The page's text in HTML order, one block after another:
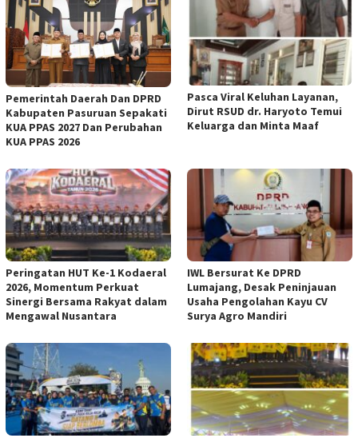
Pemerintah Daerah Dan DPRD
Kabupaten Pasuruan Sepakati
KUA PPAS 2027 Dan Perubahan
KUA PPAS 2026
Pasca Viral Keluhan Layanan,
Dirut RSUD dr. Haryoto Temui
Keluarga dan Minta Maaf
Peringatan HUT Ke-1 Kodaeral
2026, Momentum Perkuat
Sinergi Bersama Rakyat dalam
Mengawal Nusantara
IWL Bersurat Ke DPRD
Lumajang, Desak Peninjauan
Usaha Pengolahan Kayu CV
Surya Agro Mandiri